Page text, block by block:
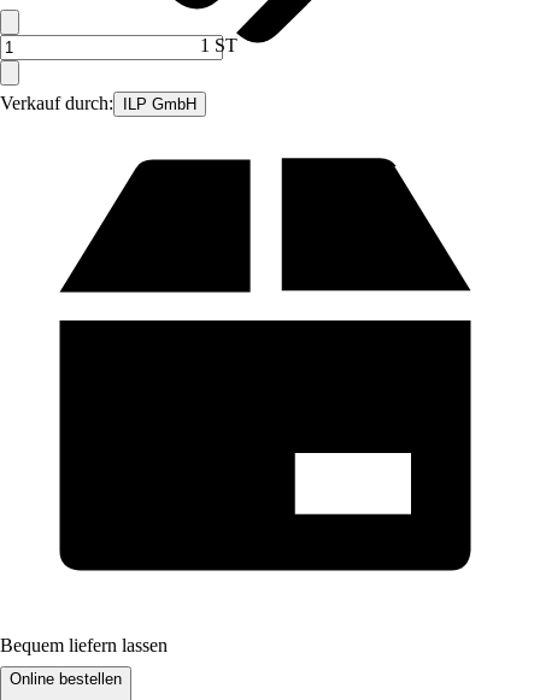
Verkauf durch: ILP GmbH
1 ST
Bequem liefern lassen
Online bestellen